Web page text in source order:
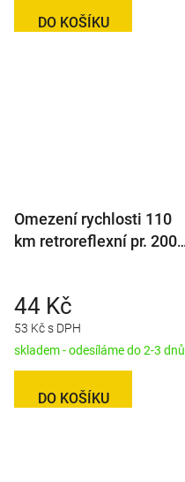
DO KOŠÍKU
Omezení rychlosti 110
km retroreflexní pr. 200
53 Kč s DPH
44 Kč
skladem - odesíláme do 2-3 dnů
DO KOŠÍKU